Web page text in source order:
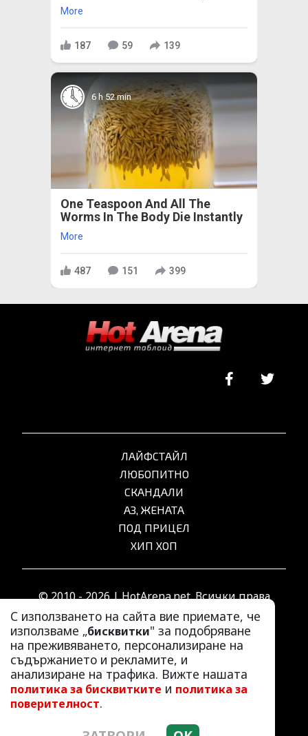
More
187 59 139
6 h 52 min
One Teaspoon And All The
Worms In The Body Die Instantly
More
487 151 399
С използването на сайта вие приемате, че
използваме „бисквитки" за подобряване
на преживяването, персонализиране на
съдържанието и рекламите, и
анализиране на трафика. Вижте нашата
политика за бисквитките и политика за
поверителност.
ЛАЙФСТАЙЛ
ЛЮБОПИТНО
СКАНДАЛИ
АЗ, ЖЕНАТА
ПОД ПРИЦЕЛ
ХИП ХОП
© 2010 - 2026 | HotArena.net. Всички права
запазени.
РЕКЛАМА
КОНТАКТИ
ОБЩИ УСЛОВИЯ
ПОЛИТИКА ЗА ПОВЕРИТЕЛНОСТ
ПОЛИТИКА ЗА БИСКВИТКИТЕ